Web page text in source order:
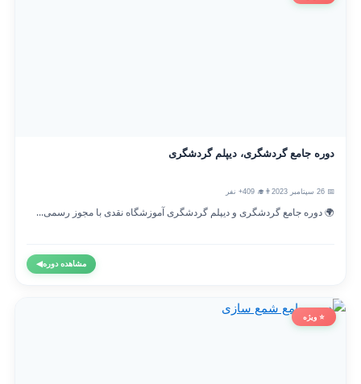
دوره جامع گردشگری، دیپلم گردشگری
👨‍🎓 409+ نفر
🌍 دوره جامع گردشگری و دیپلم گردشگری آموزشگاه نقدی با مجوز رسمی...
مشاهده دوره◀
⭐ ویژه